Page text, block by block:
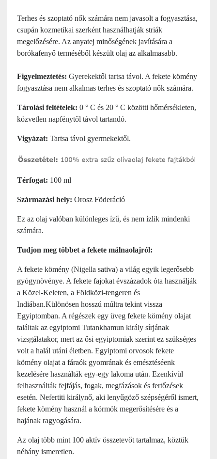
Terhes és szoptató nők számára nem javasolt a fogyasztása,
csupán kozmetikai szerként használhatják striák
megelőzésére. Az anyatej minőségének javítására a
borókafenyő terméséből készült olaj az alkalmasabb.
Figyelmeztetés: Gyerekektől tartsa távol. A fekete kömény
fogyasztása nem alkalmas terhes és szoptató nők számára.
Tárolási feltételek: 0 ° C és 20 ° C közötti hőmérsékleten,
közvetlen napfénytől távol tartandó.
Vigyázat: Tartsa távol gyermekektől.
Térfogat: 100 ml
Származási hely: Orosz Föderáció
Ez az olaj valóban különleges ízű, és nem ízlik mindenki
számára.
Tudjon meg többet a fekete málnaolajról:
A fekete kömény (Nigella sativa) a világ egyik legerősebb
gyógynövénye. A fekete fajokat évszázadok óta használják
a Közel-Keleten, a Földközi-tengeren és
Indiában.Különösen hosszú múltra tekint vissza
Egyiptomban. A régészek egy üveg fekete kömény olajat
találtak az egyiptomi Tutankhamun király sírjának
vizsgálatakor, mert az ősi egyiptomiak szerint ez szükséges
volt a halál utáni életben. Egyiptomi orvosok fekete
kömény olajat a fáraók gyomrának és emésztéséenk
kezelésére használták egy-egy lakoma után. Ezenkívül
felhasználták fejfájás, fogak, megfázások és fertőzések
esetén. Nefertiti királynő, aki lenyűgöző szépségéről ismert,
fekete kömény használ a körmök megerősítésére és a
hajának ragyogására.
Az olaj több mint 100 aktív összetevőt tartalmaz, köztük
néhány ismeretlen.